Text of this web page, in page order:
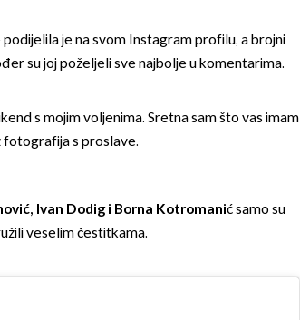
je na svom Instagram profilu, a brojni
su joj poželjeli sve najbolje u komentarima.
s mojim voljenima. Sretna sam što vas imam
fotografija s proslave.
Ivan Dodig i Borna Kotromanić samo su
veselim čestitkama.